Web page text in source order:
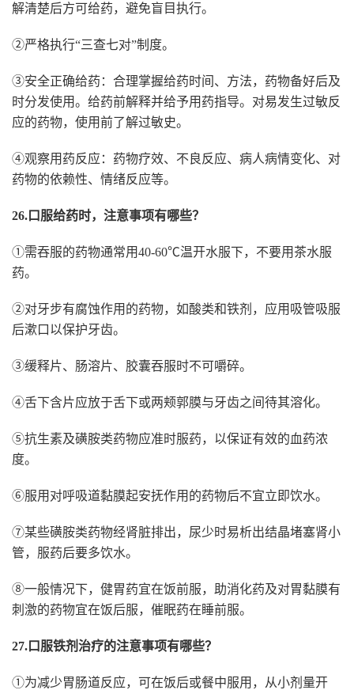
解清楚后方可给药，避免盲目执行。
②严格执行“三查七对”制度。
③安全正确给药：合理掌握给药时间、方法，药物备好后及
时分发使用。给药前解释并给予用药指导。对易发生过敏反
应的药物，使用前了解过敏史。
④观察用药反应：药物疗效、不良反应、病人病情变化、对
药物的依赖性、情绪反应等。
26.口服给药时，注意事项有哪些？
①需吞服的药物通常用40-60℃温开水服下，不要用茶水服
药。
②对牙步有腐蚀作用的药物，如酸类和铁剂，应用吸管吸服
后漱口以保护牙齿。
③缓释片、肠溶片、胶囊吞服时不可嚼碎。
④舌下含片应放于舌下或两颊郭膜与牙齿之间待其溶化。
⑤抗生素及磺胺类药物应准时服药，以保证有效的血药浓
度。
⑥服用对呼吸道黏膜起安抚作用的药物后不宜立即饮水。
⑦某些磺胺类药物经肾脏排出，尿少时易析出结晶堵塞肾小
管，服药后要多饮水。
⑧一般情况下，健胃药宜在饭前服，助消化药及对胃黏膜有
刺激的药物宜在饭后服，催眠药在睡前服。
27.口服铁剂治疗的注意事项有哪些？
①为减少胃肠道反应，可在饭后或餐中服用，从小剂量开